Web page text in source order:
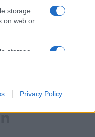
storage
on web or
storage
or app.
storage
Privacy Policy
Forrás: Dobó István